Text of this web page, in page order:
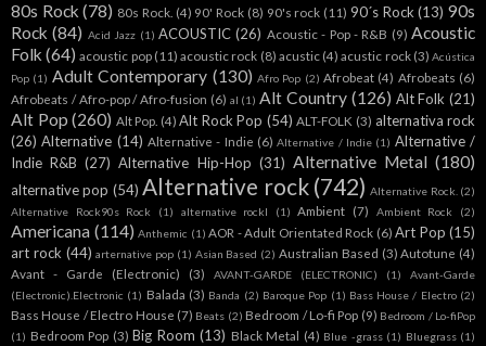
80s Rock (78) 80s Rock. (4) 90' Rock (8) 90's rock (11) 90´s Rock (13) 90s
Rock (84) Acid Jazz (1) ACOUSTIC (26) Acoustic - Pop - R&B (9) Acoustic
Folk (64) acoustic pop (11) acoustic rock (8) acustic (4) acustic rock (3) Acústica
Pop (1) Adult Contemporary (130) Afro Pop (2) Afrobeat (4) Afrobeats (6)
Afrobeats / Afro-pop / Afro-fusion (6) al (1) Alt Country (126) Alt Folk (21)
Alt Pop (260) Alt Pop. (4) Alt Rock Pop (54) ALT-FOLK (3) alternativa rock
(26) Alternative (14) Alternative - Indie (6) Alternative / Indie (1) Alternative /
Indie R&B (27) Alternative Hip-Hop (31) Alternative Metal (180)
alternative pop (54) Alternative rock (742) Alternative Rock. (2)
Alternative Rock90s Rock
(1) alternative rockl (1) Ambient (7) Ambient Rock (2)
Americana (114) Anthemic (1) AOR - Adult Orientated Rock (6) Art Pop (15)
art rock (44) arternative pop (1) Asian Based (2) Australian Based (3) Autotune (4)
Avant - Garde (Electronic)
(3) AVANT-GARDE (ELECTRONIC) (1)
Avant-Garde
(Electronic).Electronic (1) Balada (3) Banda (2) Baroque Pop (1) Bass House / Electro (2)
Bass House / Electro House (7) Beats (2) Bedroom / Lo-fi Pop (9) Bedroom / Lo-fiPop
(1) Bedroom Pop (3) Big Room (13) Black Metal (4) Blue -grass (1) Bluegrass (1)